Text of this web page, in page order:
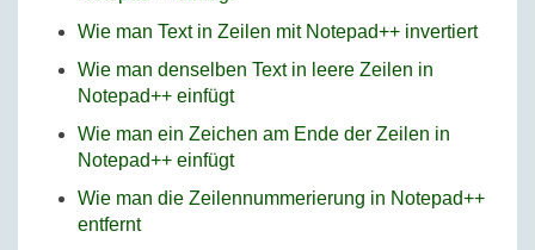
Wie man Text in Zeilen mit Notepad++ invertiert
Wie man denselben Text in leere Zeilen in
Notepad++ einfügt
Wie man ein Zeichen am Ende der Zeilen in
Notepad++ einfügt
Wie man die Zeilennummerierung in Notepad++
entfernt